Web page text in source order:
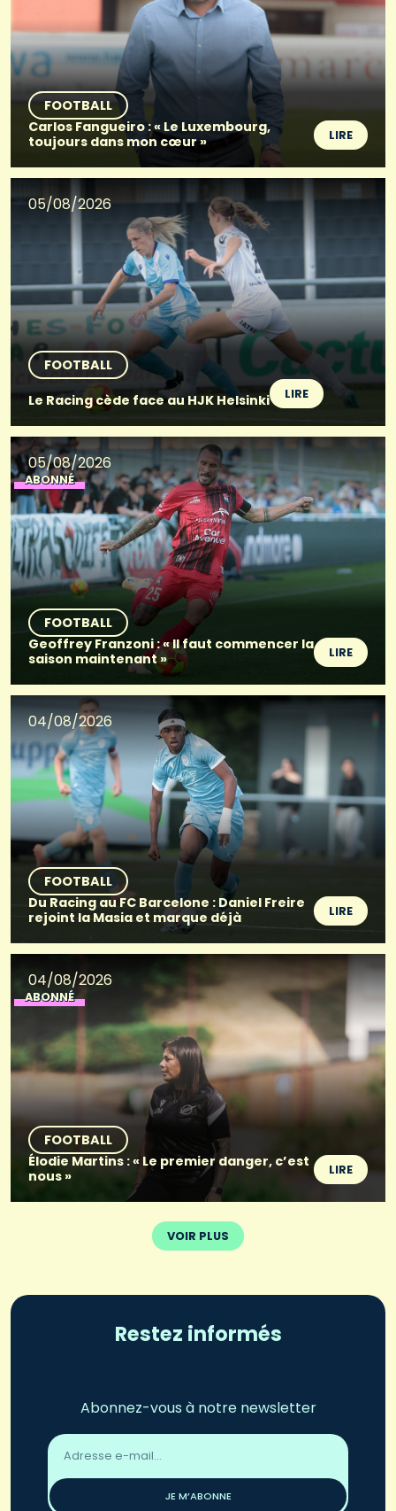
FOOTBALL
Carlos Fangueiro : « Le Luxembourg,
toujours dans mon cœur »
LIRE
05/08/2026
FOOTBALL
Le Racing cède face au HJK Helsinki
LIRE
05/08/2026
ABONNÉ
FOOTBALL
Geoffrey Franzoni : « Il faut commencer la
saison maintenant »
LIRE
04/08/2026
FOOTBALL
Du Racing au FC Barcelone : Daniel Freire
rejoint la Masia et marque déjà
LIRE
04/08/2026
ABONNÉ
FOOTBALL
Élodie Martins : « Le premier danger, c’est
nous »
LIRE
VOIR PLUS
Restez informés
Abonnez-vous à notre newsletter
Adresse
email
JE M’ABONNE